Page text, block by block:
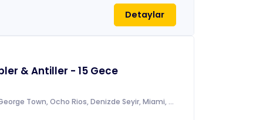
Detaylar
& Antiller - 15 Gece
Miami, Denizde Seyir, George Town, Ocho Rios, Denizde Seyir, Miami, Denizde Seyir, Denizde Seyir, Kralendijk, Oranjestad, Willemstad, Denizde Seyir, Cobo Rojo, Ocho Rios, Denizde Seyir, Miami